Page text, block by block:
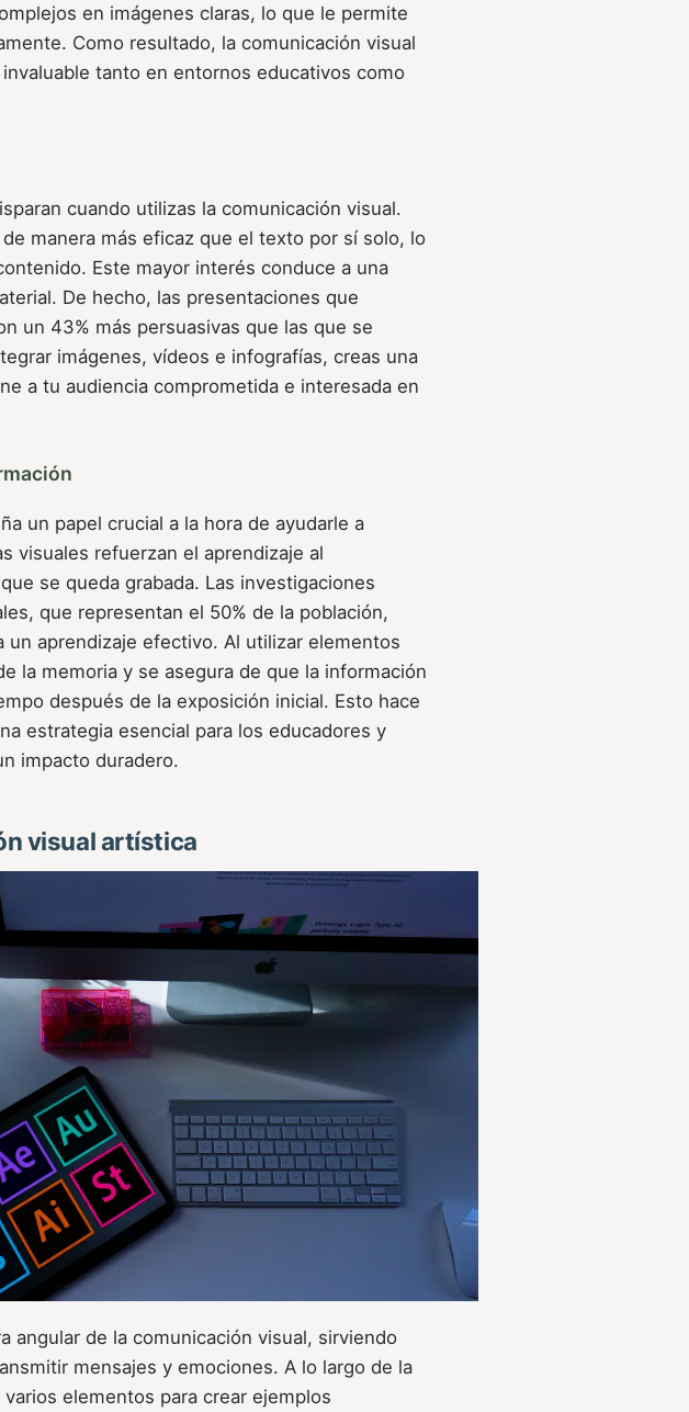
en imágenes claras, lo que le permite
Como resultado, la comunicación visual
tanto en entornos educativos como
cuando utilizas la comunicación visual.
manera más eficaz que el texto por sí solo, lo
Este mayor interés conduce a una
De hecho, las presentaciones que
un 43% más persuasivas que las que se
imágenes, vídeos e infografías, creas una
a tu audiencia comprometida e interesada en
un papel crucial a la hora de ayudarle a
visuales refuerzan el aprendizaje al
se queda grabada. Las investigaciones
que representan el 50% de la población,
aprendizaje efectivo. Al utilizar elementos
la memoria y se asegura de que la información
después de la exposición inicial. Esto hace
estrategia esencial para los educadores y
impacto duradero.
visual artística
angular de la comunicación visual, sirviendo
mensajes y emociones. A lo largo de la
elementos para crear ejemplos